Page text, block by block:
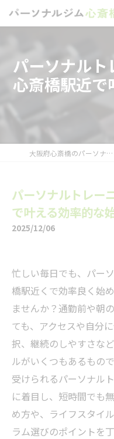
パーソナルト
心斎橋駅近で
大阪府心斎橋のパーソナルトレーニングならパーソナルジム心斎橋
パーソナルトレー
で叶える効率的な
2025/12/06
忙しい毎日でも、パー
橋駅近くで効率良く始
ませんか？通勤前や朝
ても、アクセスや自分
択、継続のしやすさな
ルがいくつもあるもの
受けられるパーソナル
に着目し、短時間でも
め方や、ライフスタイ
ラム選びのポイントを